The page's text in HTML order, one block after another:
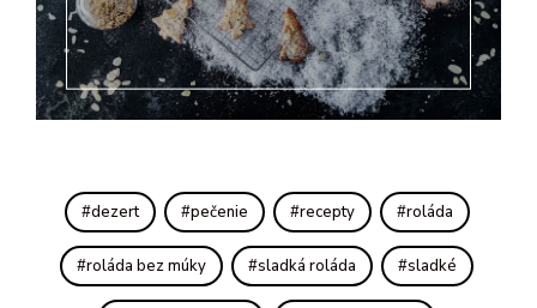
dezert pečenie recepty roláda
roláda bez múky sladká roláda sladké